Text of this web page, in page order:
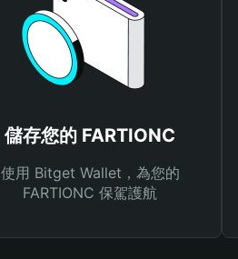
儲存您的 FARTIONC
使用 Bitget Wallet，為您的
FARTIONC 保駕護航